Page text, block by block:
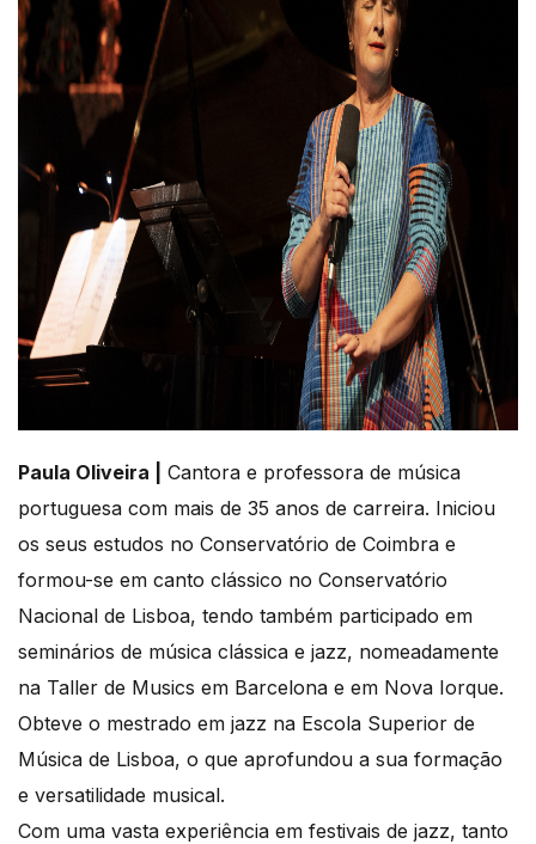
Paula Oliveira |
Cantora e professora de música
portuguesa com mais de 35 anos de carreira. Iniciou
os seus estudos no Conservatório de Coimbra e
formou-se em canto clássico no Conservatório
Nacional de Lisboa, tendo também participado em
seminários de música clássica e jazz, nomeadamente
na Taller de Musics em Barcelona e em Nova Iorque.
Obteve o mestrado em jazz na Escola Superior de
Música de Lisboa, o que aprofundou a sua formação
e versatilidade musical.
Com uma vasta experiência em festivais de jazz, tanto